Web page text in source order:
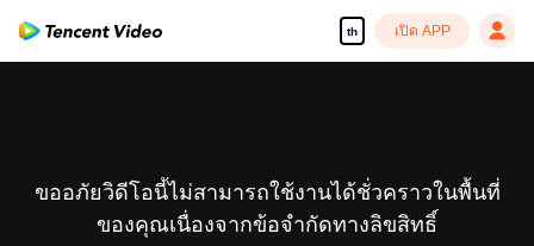
th เปิด APP
ขออภัยวิดีโอนี้ไม่สามารถใช้งานได้ชั่วคราวในพื้นที่
ของคุณเนื่องจากข้อจำกัดทางลิขสิทธิ์